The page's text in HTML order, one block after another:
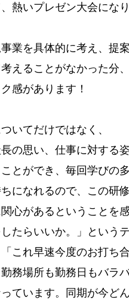
、熱いプレゼン大会に
業を具体的に考え、提
えることがなかった分
感があります！
いてだけではなく、
の思い、仕事に対する
とができ、毎回学びの
になれるので、この研
心があるということを
たらいいか。」という
これ早速今度のお打ち
務場所も勤務日もバラ
ています。同期が今ど